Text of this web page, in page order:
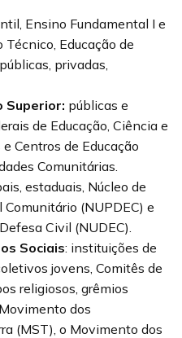
Ensino Fundamental I e
Técnico, Educação de
privadas,
Superior: públicas e
de Educação, Ciência e
Centros de Educação
Comunitárias.
estaduais, Núcleo de
(NUPDEC) e
Civil (NUDEC).
Sociais: instituições de
jovens, Comitês de
religiosos, grêmios
dos
(MST), o Movimento dos